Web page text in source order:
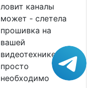
ловит каналы
может - слетела
прошивка на
вашей
видеотехнике и ее
просто
необходимо